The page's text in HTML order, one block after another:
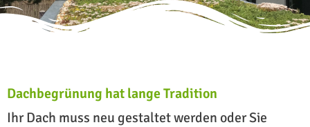
Dachbegrünung hat lange Tradition
Ihr Dach muss neu gestaltet werden oder Sie